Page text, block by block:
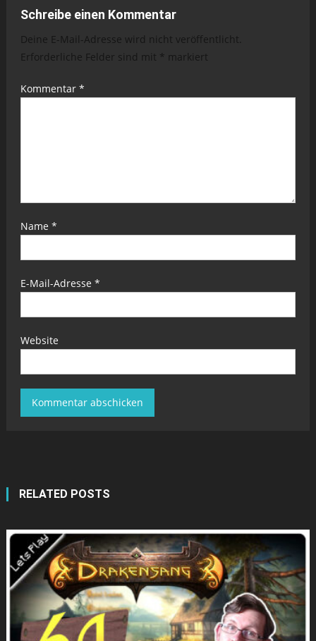
Schreibe einen Kommentar
Deine E-Mail-Adresse wird nicht veröffentlicht.
Erforderliche Felder sind mit * markiert
Kommentar *
Name *
E-Mail-Adresse *
Website
RELATED POSTS